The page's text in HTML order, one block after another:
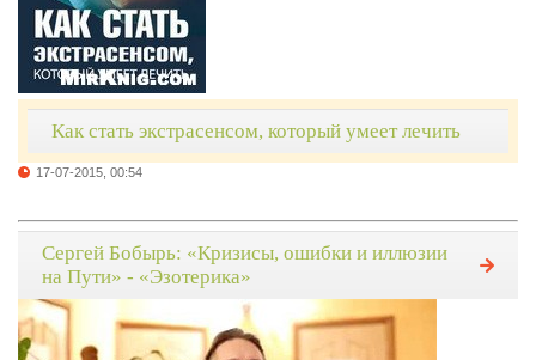
Как стать экстрасенсом, который умеет лечить
17-07-2015, 00:54
Сергей Бобырь: «Кризисы, ошибки и иллюзии
на Пути» - «Эзотерика»